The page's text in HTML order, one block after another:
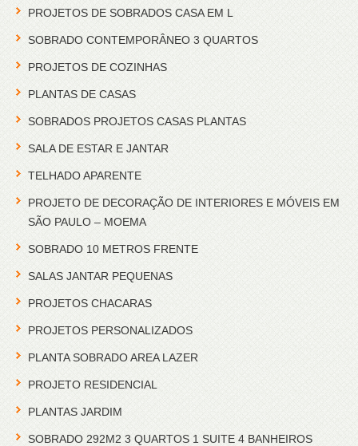
PROJETOS DE SOBRADOS CASA EM L
SOBRADO CONTEMPORÂNEO 3 QUARTOS
PROJETOS DE COZINHAS
PLANTAS DE CASAS
SOBRADOS PROJETOS CASAS PLANTAS
SALA DE ESTAR E JANTAR
TELHADO APARENTE
PROJETO DE DECORAÇÃO DE INTERIORES E MÓVEIS EM
SÃO PAULO – MOEMA
SOBRADO 10 METROS FRENTE
SALAS JANTAR PEQUENAS
PROJETOS CHACARAS
PROJETOS PERSONALIZADOS
PLANTA SOBRADO AREA LAZER
PROJETO RESIDENCIAL
PLANTAS JARDIM
SOBRADO 292M2 3 QUARTOS 1 SUITE 4 BANHEIROS